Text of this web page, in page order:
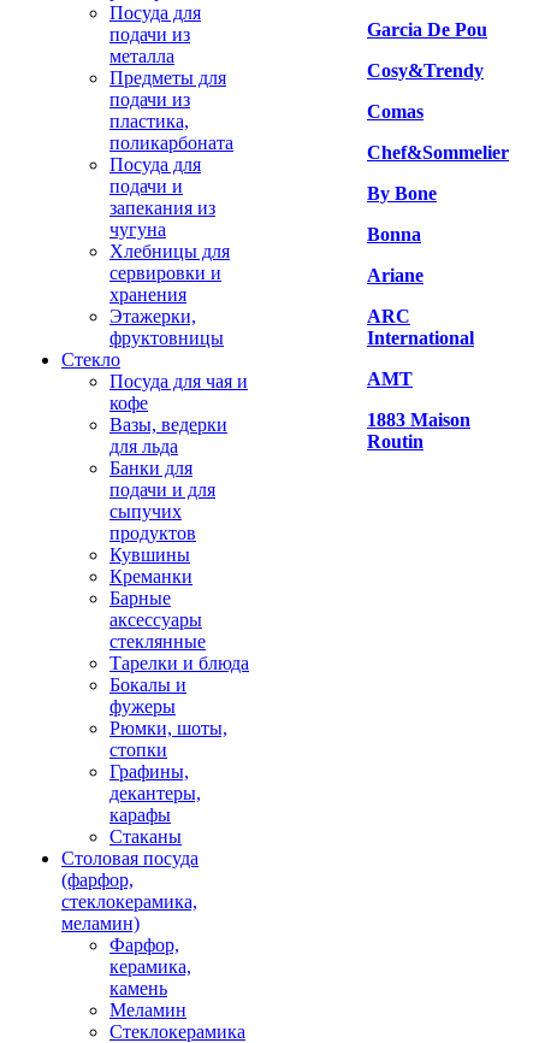
Посуда для
подачи из
металла
Предметы для
подачи из
пластика,
поликарбоната
Посуда для
подачи и
запекания из
чугуна
Хлебницы для
сервировки и
хранения
Этажерки,
фруктовницы
Стекло
Посуда для чая и
кофе
Вазы, ведерки
для льда
Банки для
подачи и для
сыпучих
продуктов
Кувшины
Креманки
Барные
аксессуары
стеклянные
Тарелки и блюда
Бокалы и
фужеры
Рюмки, шоты,
стопки
Графины,
декантеры,
карафы
Стаканы
Столовая посуда
(фарфор,
стеклокерамика,
меламин)
Фарфор,
керамика,
камень
Меламин
Стеклокерамика
Garcia De Pou
Cosy&Trendy
Comas
Chef&Sommelier
By Bone
Bonna
Ariane
ARC
International
AMT
1883 Maison
Routin